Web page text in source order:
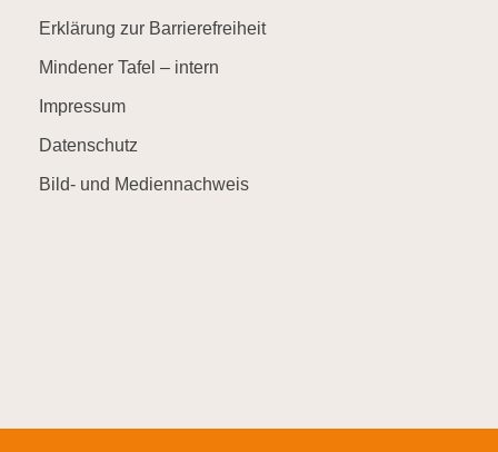
Erklärung zur Barrierefreiheit
Mindener Tafel – intern
Impressum
Datenschutz
Bild- und Mediennachweis